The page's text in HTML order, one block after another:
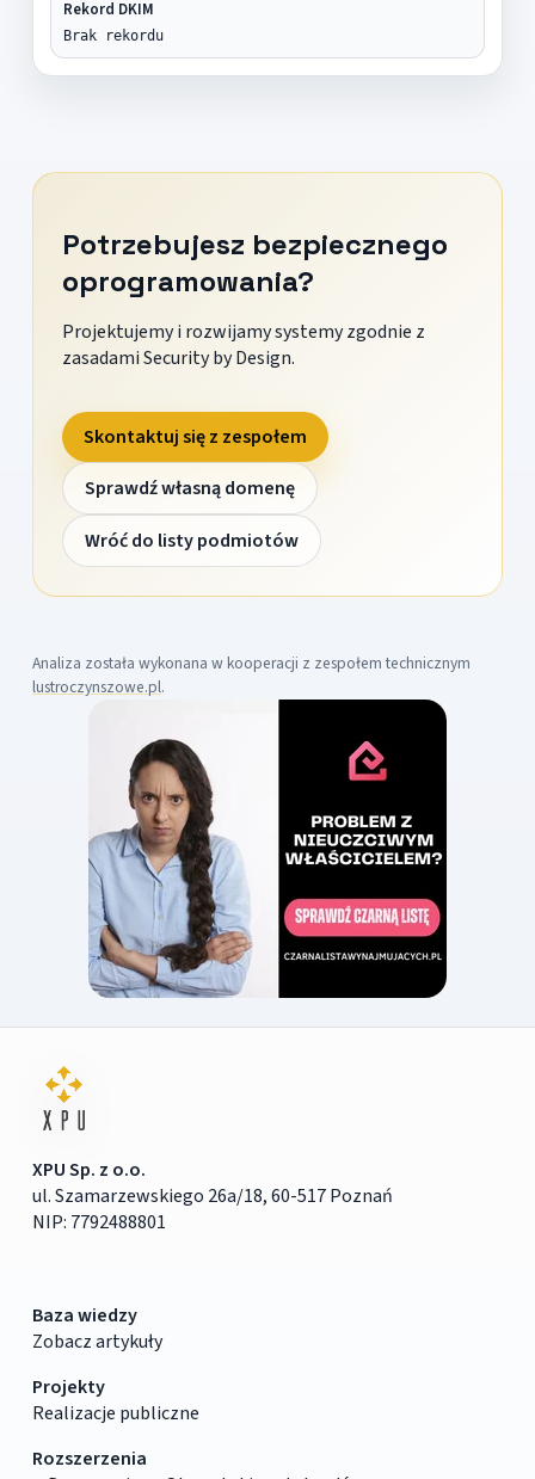
Rekord DKIM
Brak rekordu
Potrzebujesz bezpiecznego
oprogramowania?
Projektujemy i rozwijamy systemy zgodnie z
zasadami Security by Design.
Skontaktuj się z zespołem
Sprawdź własną domenę
Wróć do listy podmiotów
Analiza została wykonana w kooperacji z zespołem technicznym
lustroczynszowe.pl.
XPU Sp. z o.o.
ul. Szamarzewskiego 26a/18, 60-517 Poznań
NIP: 7792488801
Baza wiedzy
Zobacz artykuły
Projekty
Realizacje publiczne
Rozszerzenia